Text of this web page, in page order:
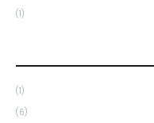
(1)
(1)
(6)